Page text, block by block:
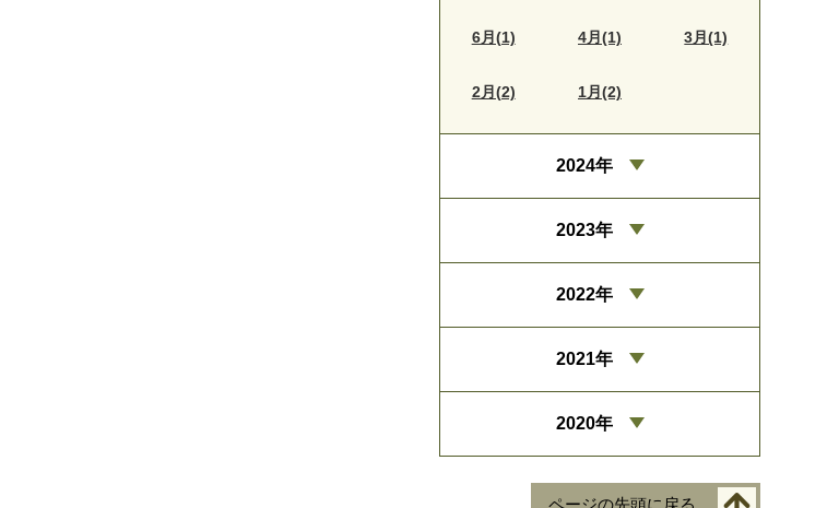
6月(1) 4月(1) 3月(1)
2月(2) 1月(2)
2024年
2023年
2022年
2021年
2020年